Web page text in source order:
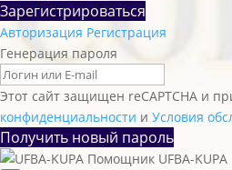
Зарегистрироваться
Авторизация Регистрация
Генерация пароля
Этот сайт защищен reCAPTCHA и
конфиденциальности и Условия
Получить новый пароль
Помощник UFBA-KUPA